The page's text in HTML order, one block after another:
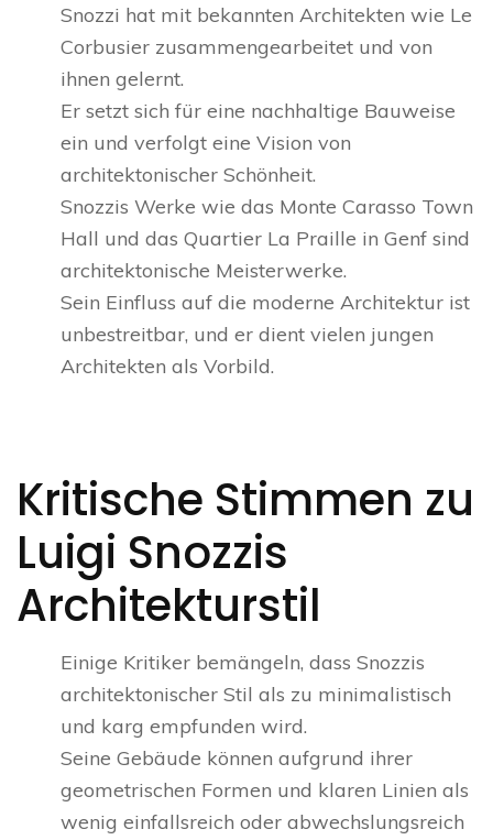
Snozzi hat mit bekannten Architekten wie Le
Corbusier zusammengearbeitet und von
ihnen gelernt.
Er setzt sich für eine nachhaltige Bauweise
ein und verfolgt eine Vision von
architektonischer Schönheit.
Snozzis Werke wie das Monte Carasso Town
Hall und das Quartier La Praille in Genf sind
architektonische Meisterwerke.
Sein Einfluss auf die moderne Architektur ist
unbestreitbar, und er dient vielen jungen
Architekten als Vorbild.
Kritische Stimmen zu
Luigi Snozzis
Architekturstil
Einige Kritiker bemängeln, dass Snozzis
architektonischer Stil als zu minimalistisch
und karg empfunden wird.
Seine Gebäude können aufgrund ihrer
geometrischen Formen und klaren Linien als
wenig einfallsreich oder abwechslungsreich